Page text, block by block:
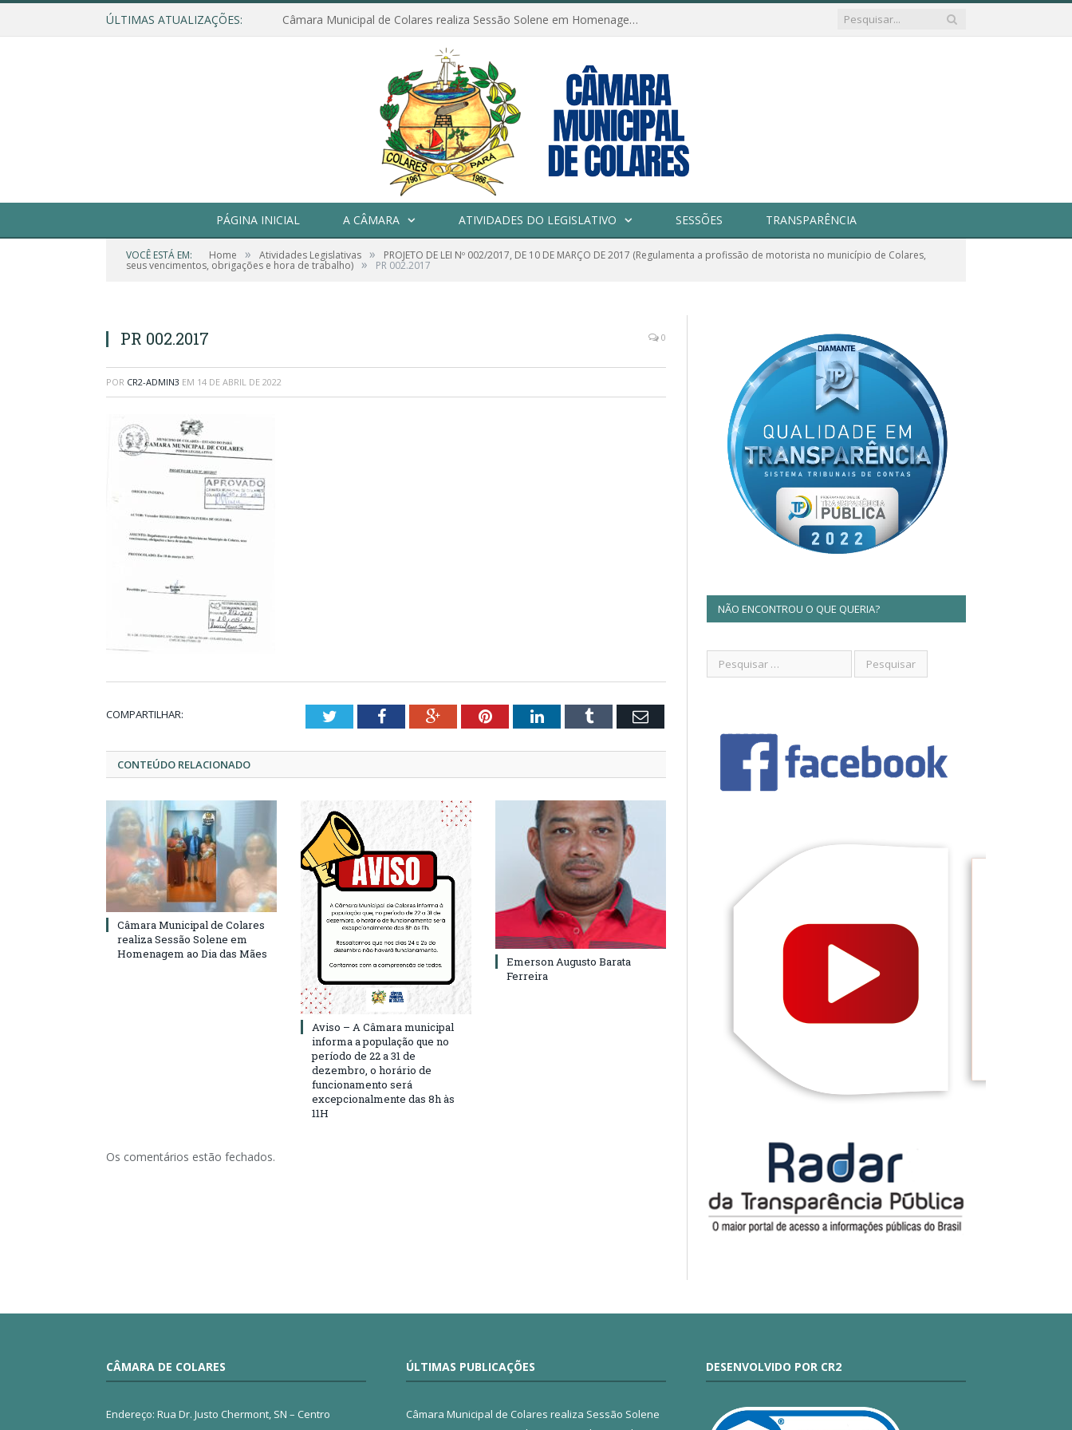
ÚLTIMAS ATUALIZAÇÕES: Câmara Municipal de Colares realiza Sessão Solene em Homenagem ao Dia das Mães
PÁGINA INICIAL A CÂMARA ATIVIDADES DO LEGISLATIVO SESSÕES TRANSPARÊNCIA
VOCÊ ESTÁ EM: Home » Atividades Legislativas » PROJETO DE LEI Nº 002/2017, DE 10 DE MARÇO DE 2017 (Regulamenta a profissão de motorista no município de Colares,
seus vencimentos, obrigações e hora de trabalho) » PR 002.2017
PR 002.2017 0
POR CR2-ADMIN3 EM 14 DE ABRIL DE 2022
COMPARTILHAR: TwitterFacebookGoogle+PinterestLinkedInTumblr Email
CONTEÚDO RELACIONADO
Câmara Municipal de Colares
realiza Sessão Solene em
Homenagem ao Dia das Mães
Aviso – A Câmara municipal
informa a população que no
período de 22 a 31 de
dezembro, o horário de
funcionamento será
excepcionalmente das 8h às
11H
Emerson Augusto Barata
Ferreira
Os comentários estão fechados.
NÃO ENCONTROU O QUE QUERIA?
CÂMARA DE COLARES
Endereço: Rua Dr. Justo Chermont, SN – Centro
ÚLTIMAS PUBLICAÇÕES
Câmara Municipal de Colares realiza Sessão Solene
DESENVOLVIDO POR CR2